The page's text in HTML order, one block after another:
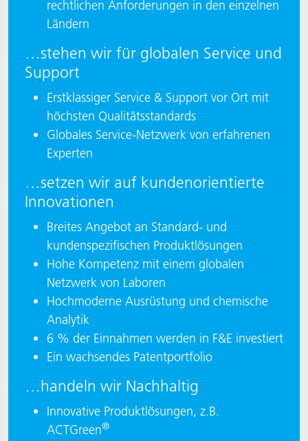
rechtlichen Anforderungen in den einzelnen
Ländern
…stehen wir für globalen Service und
Support
Erstklassiger Service & Support vor Ort mit
höchsten Qualitätsstandards
Globales Service-Netzwerk von erfahrenen
Experten
…setzen wir auf kundenorientierte
Innovationen
Breites Angebot an Standard- und
kundenspezifischen Produktlösungen
Hohe Kompetenz mit einem globalen
Netzwerk von Laboren
Hochmoderne Ausrüstung und chemische
Analytik
6 % der Einnahmen werden in F&E investiert
Ein wachsendes Patentportfolio
…handeln wir Nachhaltig
Innovative Produktlösungen, z.B.
ACTGreen®